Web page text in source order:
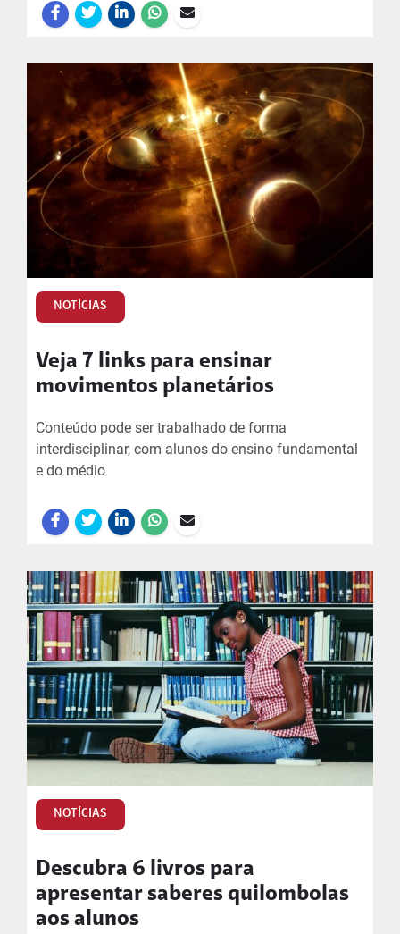
NOTÍCIAS
Veja 7 links para ensinar
movimentos planetários
Conteúdo pode ser trabalhado de forma
interdisciplinar, com alunos do ensino fundamental
e do médio
NOTÍCIAS
Descubra 6 livros para
apresentar saberes quilombolas
aos alunos